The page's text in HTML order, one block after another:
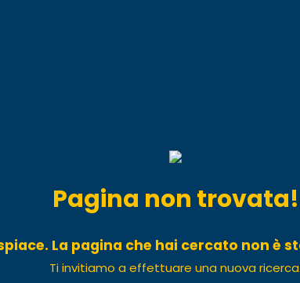
Pagina non trovata!
La pagina che hai cercato non è
Ti invitiamo a effettuare una nuova ricerca.